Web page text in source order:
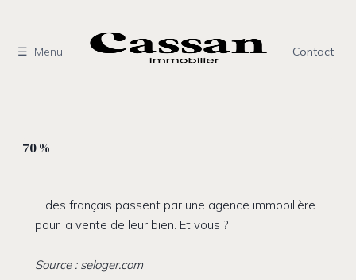
contenuMenu Contact
70 %
… des français passent par une agence immobilière
pour la vente de leur bien. Et vous ?
Source : seloger.com